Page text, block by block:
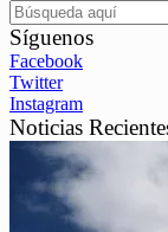
Síguenos
Facebook
Twitter
Instagram
Noticias